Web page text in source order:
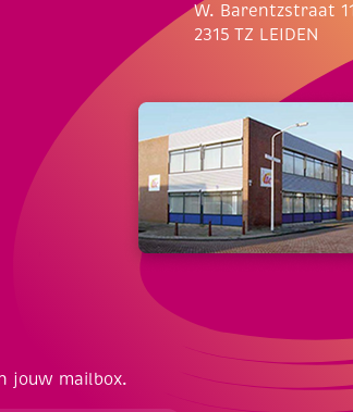
W. Barentzstraat
2315 TZ LEIDEN
jouw mailbox.